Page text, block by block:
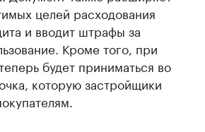
целей расходования
и вводит штрафы за
Кроме того, при
будет приниматься во
которую застройщики